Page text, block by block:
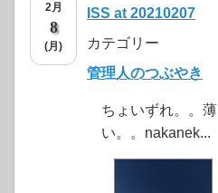
2月
8
(月)
ISS at 20210207
カテゴリー
管理人のつぶやき
ちょいずれ。。薄
い。。nakanek...